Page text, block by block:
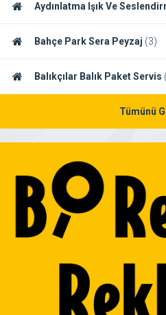
Aydınlatma Işık Ve
Bahçe Park Sera Peyzaj (3)
Balıkçılar Balık Paket Servis
Tümünü